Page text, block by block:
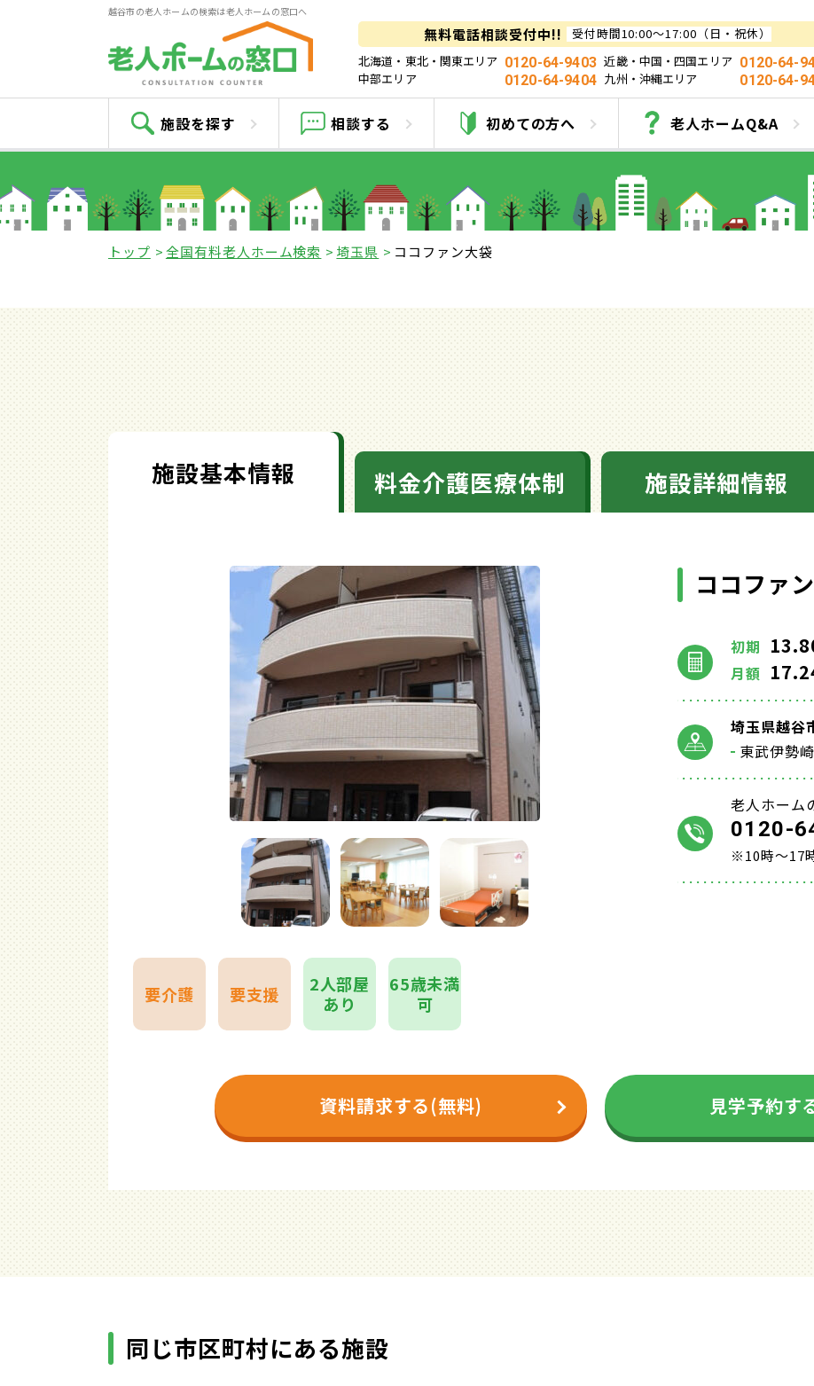
越谷市の老人ホームの検索は老人ホームの窓口へ
無料電話相談受付中!!
受付時間10:00～17:00（日・祝休）
北海道・東北・関東エリア 0120-64-9403 近畿・中国・四国エリア 0120-64-
中部エリア
0120-64-9404 九州・沖縄エリア 0120-64-
施設を探す 相談する 初めての方へ 老人ホームQ&A
ココファン大袋
トップ 全国有料老人ホーム検索 埼玉県 ココファン大袋
施設基本情報 料金介護医療体制 施設詳細情報
ココファ
初期
月額
埼玉県越谷
東武伊勢
老人ホーム
0120-
※10時～17
要介護 要支援
2人部屋
あり
65歳未満
可
資料請求する(無料) 見学予約す
同じ市区町村にある施設